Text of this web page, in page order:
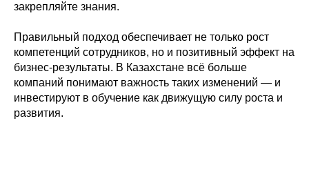
закрепляйте знания.
Правильный подход обеспечивает не только рост
компетенций сотрудников, но и позитивный эффект на
бизнес‑результаты. В Казахстане всё больше
компаний понимают важность таких изменений — и
инвестируют в обучение как движущую силу роста и
развития.